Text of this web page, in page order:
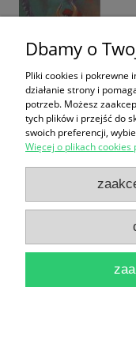
Inferno! : Tales of
Praca zbiorowa
Dbamy o
Pliki cookies i pokrewne
działanie strony i
potrzeb. Możesz
tych plików i przejść do
swoich preferencji,
Więcej o plikach